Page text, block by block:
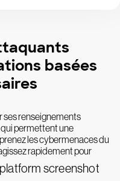
basées
ses renseignements
permettent une
les cybermenaces du
rapidement pour